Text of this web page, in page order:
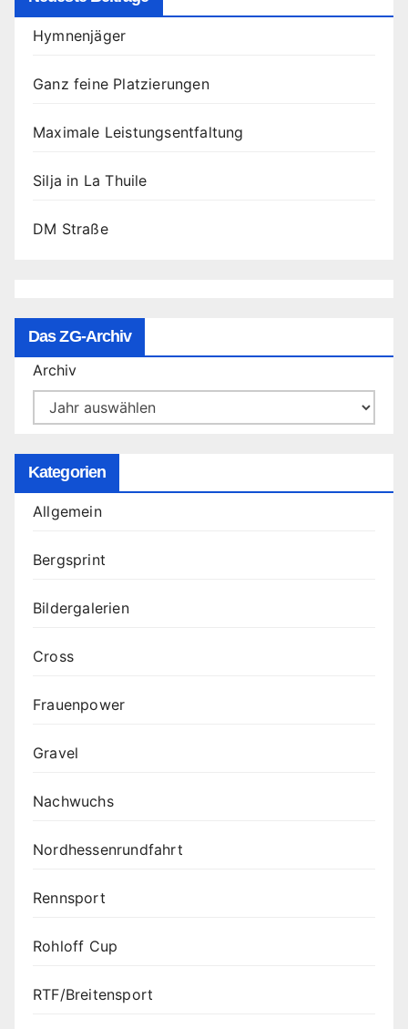
Hymnenjäger
Ganz feine Platzierungen
Maximale Leistungsentfaltung
Silja in La Thuile
DM Straße
Das ZG-Archiv
Archiv
Kategorien
Allgemein
Bergsprint
Bildergalerien
Cross
Frauenpower
Gravel
Nachwuchs
Nordhessenrundfahrt
Rennsport
Rohloff Cup
RTF/Breitensport